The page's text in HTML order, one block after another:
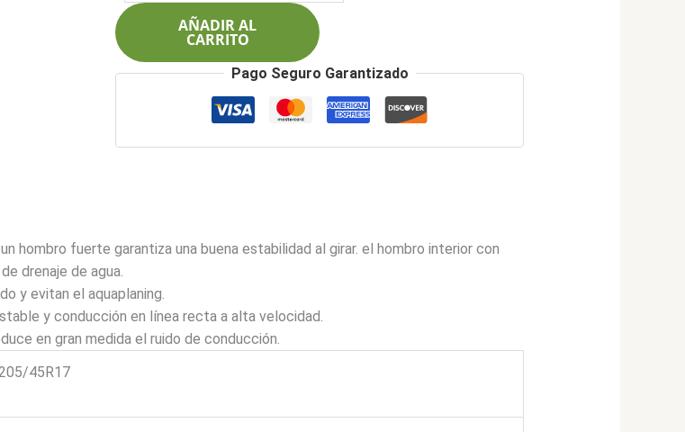
$253.900.
84V
cantidad
AÑADIR AL
CARRITO
Pago Seguro Garantizado
hombro fuerte garantiza una buena estabilidad al girar. el hombro interior con
drenaje de agua.
y evitan el aquaplaning.
y conducción en línea recta a alta velocidad.
en gran medida el ruido de conducción.
45R17